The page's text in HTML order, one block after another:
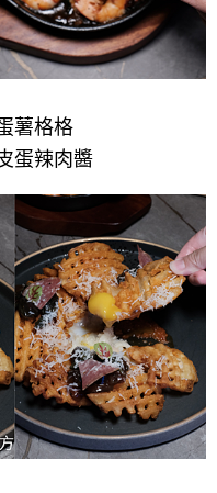
薯格格
蛋辣肉醬